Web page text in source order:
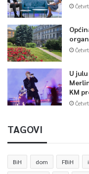
U
KM
TAGOVI
BiH dom FBiH